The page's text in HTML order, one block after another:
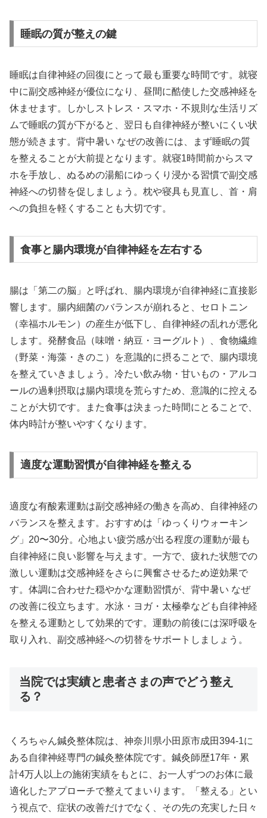
睡眠の質が整えの鍵
睡眠は自律神経の回復にとって最も重要な時間です。就寝
中に副交感神経が優位になり、昼間に酷使した交感神経を
休ませます。しかしストレス・スマホ・不規則な生活リズ
ムで睡眠の質が下がると、翌日も自律神経が整いにくい状
態が続きます。背中暑い なぜの改善には、まず睡眠の質
を整えることが大前提となります。就寝1時間前からスマ
ホを手放し、ぬるめの湯船にゆっくり浸かる習慣で副交感
神経への切替を促しましょう。枕や寝具も見直し、首・肩
への負担を軽くすることも大切です。
食事と腸内環境が自律神経を左右する
腸は「第二の脳」と呼ばれ、腸内環境が自律神経に直接影
響します。腸内細菌のバランスが崩れると、セロトニン
（幸福ホルモン）の産生が低下し、自律神経の乱れが悪化
します。発酵食品（味噌・納豆・ヨーグルト）、食物繊維
（野菜・海藻・きのこ）を意識的に摂ることで、腸内環境
を整えていきましょう。冷たい飲み物・甘いもの・アルコ
ールの過剰摂取は腸内環境を荒らすため、意識的に控える
ことが大切です。また食事は決まった時間にとることで、
体内時計が整いやすくなります。
適度な運動習慣が自律神経を整える
適度な有酸素運動は副交感神経の働きを高め、自律神経の
バランスを整えます。おすすめは「ゆっくりウォーキン
グ」20〜30分。心地よい疲労感が出る程度の運動が最も
自律神経に良い影響を与えます。一方で、疲れた状態での
激しい運動は交感神経をさらに興奮させるため逆効果で
す。体調に合わせた穏やかな運動習慣が、背中暑い なぜ
の改善に役立ちます。水泳・ヨガ・太極拳なども自律神経
を整える運動として効果的です。運動の前後には深呼吸を
取り入れ、副交感神経への切替をサポートしましょう。
当院では実績と患者さまの声でどう整え
る？
くろちゃん鍼灸整体院は、神奈川県小田原市成田394-1に
ある自律神経専門の鍼灸整体院です。鍼灸師歴17年・累
計4万人以上の施術実績をもとに、お一人ずつのお体に最
適化したアプローチで整えてまいります。「整える」とい
う視点で、症状の改善だけでなく、その先の充実した日々